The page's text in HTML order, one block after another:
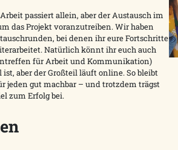
passiert allein, aber der Austausch im
das Projekt voranzutreiben. Wir haben
bei denen ihr eure Fortschritte
Natürlich könnt ihr euch auch
für Arbeit und Kommunikation)
aber der Großteil läuft online. So bleibt
jeden gut machbar – und trotzdem trägst
zum Erfolg bei.